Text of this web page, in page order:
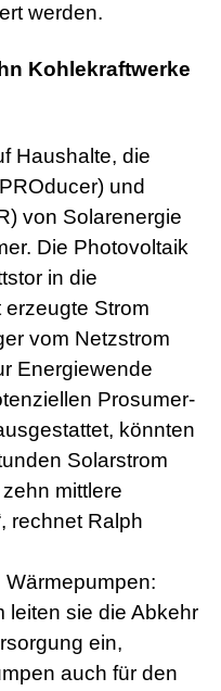
werden.
Kohlekraftwerke
Haushalte, die
und
von Solarenergie
Die Photovoltaik
in die
Strom
vom Netzstrom
Energiewende
Prosumer-
könnten
Solarstrom
mittlere
rechnet Ralph
leiten sie die Abkehr
ein,
auch für den